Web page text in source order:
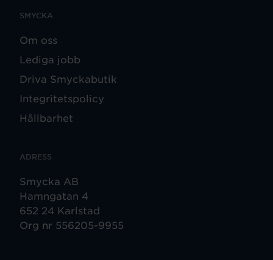
SMYCKA
Om oss
Lediga jobb
Driva Smyckabutik
Integritetspolicy
Hållbarhet
ADRESS
Smycka AB
Hamngatan 4
652 24 Karlstad
Org nr 556205-9955